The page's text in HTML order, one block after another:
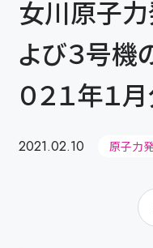
女川原子
よび３号機
０２１年１月
2021.02.10 原子力